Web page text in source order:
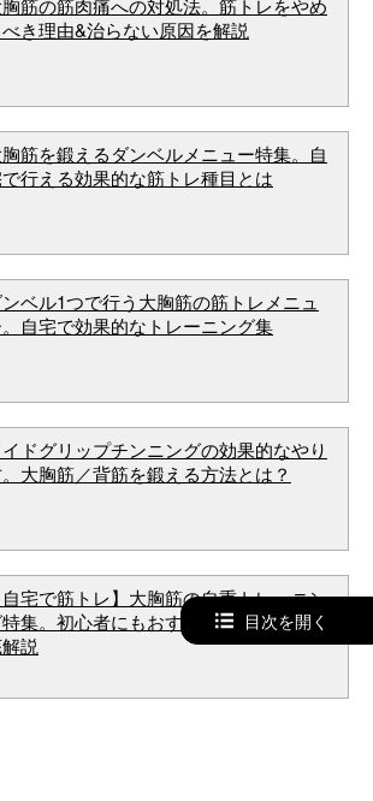
筋の筋肉痛への対処法。筋トレをやめ
べき理由&治らない原因を解説
筋を鍛えるダンベルメニュー特集。自
行える効果的な筋トレ種目とは
ンベル1つで行う大胸筋の筋トレメニュ
自宅で効果的なトレーニング集
イドグリップチンニングの効果的なやり
大胸筋／背筋を鍛える方法とは？
自宅で筋トレ】大胸筋の自重トレーニン
集。初心者にもおすすめの鍛え方を徹
説
目次を開く